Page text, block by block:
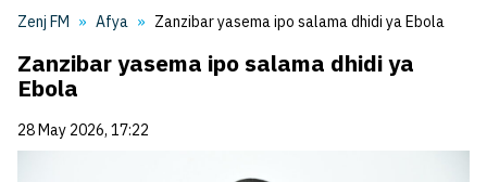
Zenj FM Afya Zanzibar yasema ipo salama dhidi ya Ebola
Zanzibar yasema ipo salama dhidi ya
Ebola
28 May 2026, 17:22